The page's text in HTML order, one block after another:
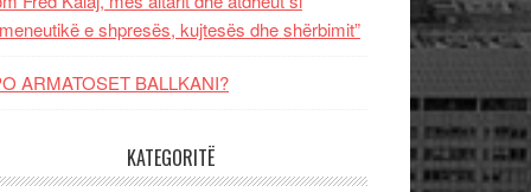
e shpresës, kujtesës dhe shërbimit”
ARMATOSET BALLKANI?
KATEGORITË